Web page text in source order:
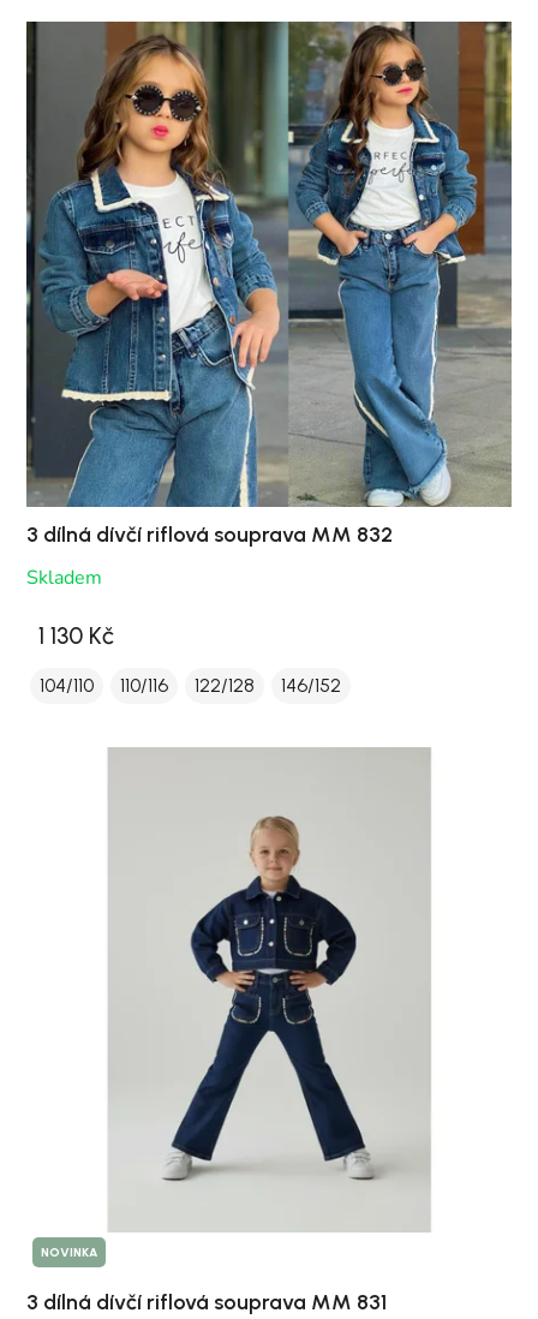
3 dílná dívčí riflová souprava MM 832
Skladem
1 130 Kč
104/110 110/116 122/128 146/152
NOVINKA
3 dílná dívčí riflová souprava MM 831